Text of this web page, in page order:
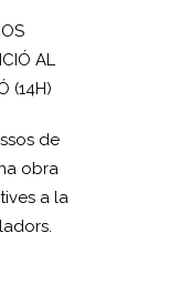
AL
(14H)
de
obra
a la